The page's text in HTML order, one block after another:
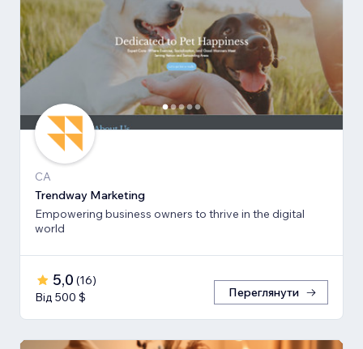
CA
Trendway Marketing
Empowering business owners to thrive in the digital
world
5,0 (16)
Від 500 $
Переглянути